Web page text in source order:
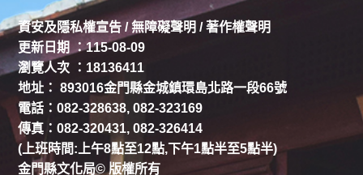
資安及隱私權宣告 /無障礙聲明 /著作權聲明
更新日期 ：115-08-09
瀏覽人次 ：18136411
地址： 893016金門縣金城鎮環島北路一段66號
電話：082-328638, 082-323169
傳真：082-320431, 082-326414
(上班時間:上午8點至12點,下午1點半至5點半)
金門縣文化局© 版權所有